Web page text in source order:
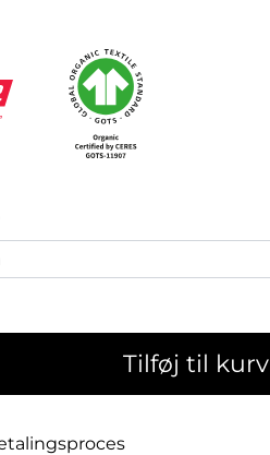
Tilføj til kurv